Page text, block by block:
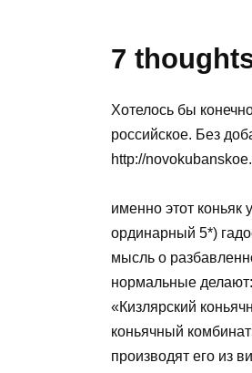
7
Хотелось бы
российское. Без
http://
именно этот коньяк
ординарный 5*)
мысль о
нормальные
«Кизлярский
коньячный
производят его из